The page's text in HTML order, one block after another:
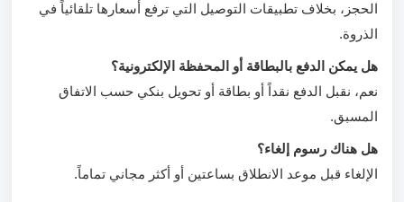
الحجز، بخلاف تطبيقات التوصيل التي ترفع أسعارها تلقائياً في
الذروة.
هل يمكن الدفع بالبطاقة أو المحفظة الإلكترونية؟
نعم، نقبل الدفع نقداً أو بطاقة أو تحويل بنكي حسب الاتفاق
المسبق.
هل هناك رسوم إلغاء؟
الإلغاء قبل موعد الانطلاق بساعتين أو أكثر مجاني تماماً.